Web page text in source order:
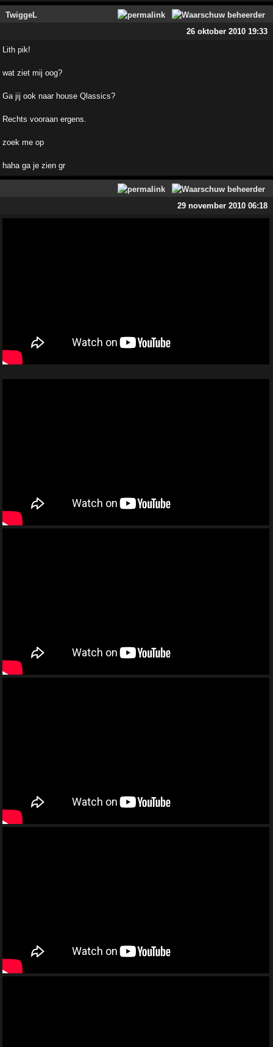
TwiggeL
26 oktober 2010 19:33
Lith pik!
wat ziet mij oog?
Ga jij ook naar house Qlassics?
Rechts vooraan ergens.
zoek me op
haha ga je zien gr
29 november 2010 06:18